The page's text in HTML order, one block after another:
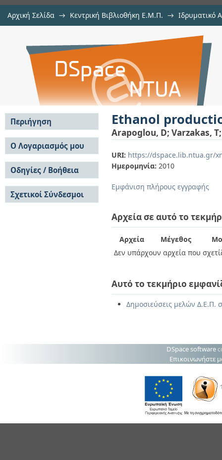
Αρχική Σελίδα → Κεντρική Βιβλιοθήκη Ε.Μ.Π. → Ιδρυματικό
Ethanol production from potato
Ethanol
Arapoglou, D; Varzakas, T
URI: https://dspace.lib.ntua.gr/
Ημερομηνία: 2010
Εμφάνιση πλήρους εγγραφής
Αρχεία σε αυτό το
Αρχεία Μέγεθος
Δεν υπάρχουν αρχεία που
Αυτό το τεκμήριο
Δημοσιεύσεις μελών Δ.Ε.Π.
Περιήγηση
Σε όλο το DSpace
Κοινότητες & Συλλογές
Ανά Ημερομηνία
Έκδοσης
Συγγραφείς
Τίτλοι
Θέματα
Ο Λογαριασμός μου
Σύνδεση
Εγγραφή
Οδηγίες / Βοήθεια
Οδηγίες Υποβολής
Οδηγίες Χρήσης ΙΑ
Συχνές Ερωτήσεις
Σχετικοί Σύνδεσμοι
DSpace software
Επικοινωνήστε